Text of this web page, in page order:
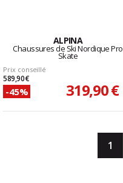
ALPINA
Chaussures de Ski Nordique Pro
Skate
Prix conseillé
589,90 €
-45% 319,90 €
1